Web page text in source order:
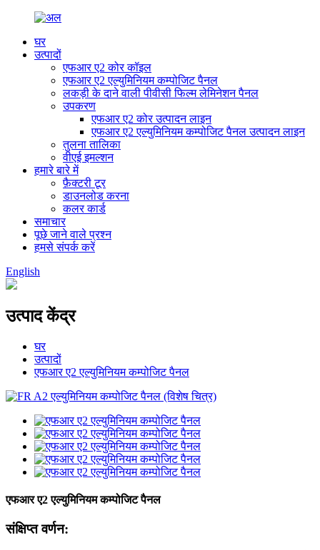
घर
उत्पादों
एफआर ए2 कोर कॉइल
एफआर ए2 एल्युमिनियम कम्पोजिट पैनल
लकड़ी के दाने वाली पीवीसी फिल्म लेमिनेशन पैनल
उपकरण
एफआर ए2 कोर उत्पादन लाइन
एफआर ए2 एल्युमिनियम कम्पोजिट पैनल उत्पादन लाइन
तुलना तालिका
वीएई इमल्शन
हमारे बारे में
फ़ैक्टरी टूर
डाउनलोड करना
कलर कार्ड
समाचार
पूछे जाने वाले प्रश्न
हमसे संपर्क करें
English
उत्पाद केंद्र
घर
उत्पादों
एफआर ए2 एल्युमिनियम कम्पोजिट पैनल
एफआर ए2 एल्युमिनियम कम्पोजिट पैनल
संक्षिप्त वर्णन: